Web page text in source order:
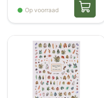
Op voorraad